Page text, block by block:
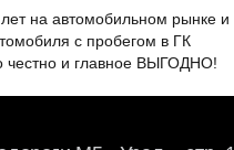
честно и главное ВЫГОДНО!